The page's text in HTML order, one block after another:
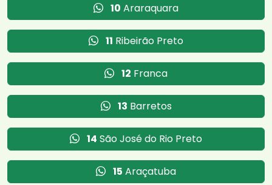
10 Araraquara
11 Ribeirão Preto
12 Franca
13 Barretos
14 São José do Rio Preto
15 Araçatuba